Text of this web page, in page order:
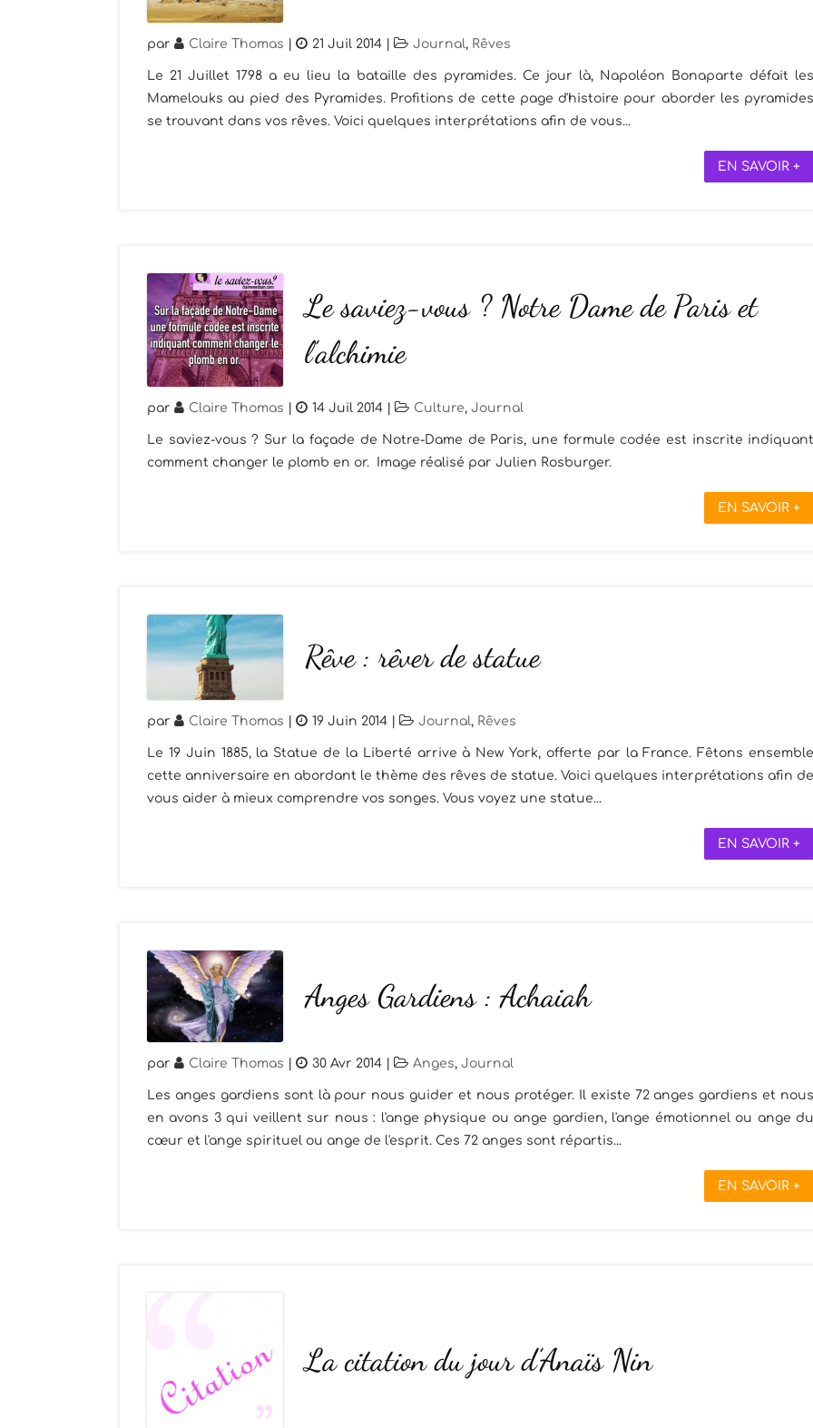
par Claire Thomas 21 Juil 2014 Journal, Rêves
Le 21 Juillet 1798 a eu lieu la bataille des pyramides. Ce jour là, Napoléon Bonaparte défait
Mamelouks au pied des Pyramides. Profitions de cette page d'histoire pour aborder les
se trouvant dans vos rêves. Voici quelques interprétations afin de vous...
EN SAVOIR +
Le saviez-vous ? Notre Dame de Paris et
l’alchimie
par Claire Thomas 14 Juil 2014 Culture, Journal
Le saviez-vous ? Sur la façade de Notre-Dame de Paris, une formule codée est inscrite
comment changer le plomb en or. Image réalisé par Julien Rosburger.
EN SAVOIR +
Rêve : rêver de statue
par Claire Thomas 19 Juin 2014 Journal, Rêves
Le 19 Juin 1885, la Statue de la Liberté arrive à New York, offerte par la France. Fêtons
cette anniversaire en abordant le thème des rêves de statue. Voici quelques interprétations afin
vous aider à mieux comprendre vos songes. Vous voyez une statue...
EN SAVOIR +
Anges Gardiens : Achaiah
par Claire Thomas | 30 Avr 2014 | Anges, Journal
Les anges gardiens sont là pour nous guider et nous protéger. Il existe 72 anges gardiens et
en avons 3 qui veillent sur nous : l'ange physique ou ange gardien, l'ange émotionnel ou ange
cœur et l'ange spirituel ou ange de l'esprit. Ces 72 anges sont répartis...
EN SAVOIR +
La citation du jour d’Anaïs Nin